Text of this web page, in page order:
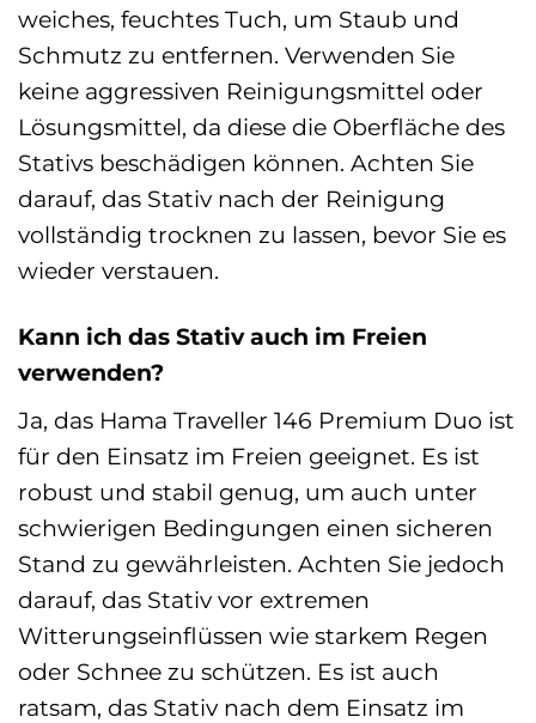
weiches, feuchtes Tuch, um Staub und
Schmutz zu entfernen. Verwenden Sie
keine aggressiven Reinigungsmittel oder
Lösungsmittel, da diese die Oberfläche des
Stativs beschädigen können. Achten Sie
darauf, das Stativ nach der Reinigung
vollständig trocknen zu lassen, bevor Sie es
wieder verstauen.
Kann ich das Stativ auch im Freien
verwenden?
Ja, das Hama Traveller 146 Premium Duo ist
für den Einsatz im Freien geeignet. Es ist
robust und stabil genug, um auch unter
schwierigen Bedingungen einen sicheren
Stand zu gewährleisten. Achten Sie jedoch
darauf, das Stativ vor extremen
Witterungseinflüssen wie starkem Regen
oder Schnee zu schützen. Es ist auch
ratsam, das Stativ nach dem Einsatz im